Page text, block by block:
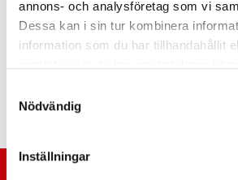
annons- och analysföretag som vi
Dessa kan i sin tur kombinera
information som du har tillhandahållit
Nödvändig
Inställningar
Köp det här batteriet: